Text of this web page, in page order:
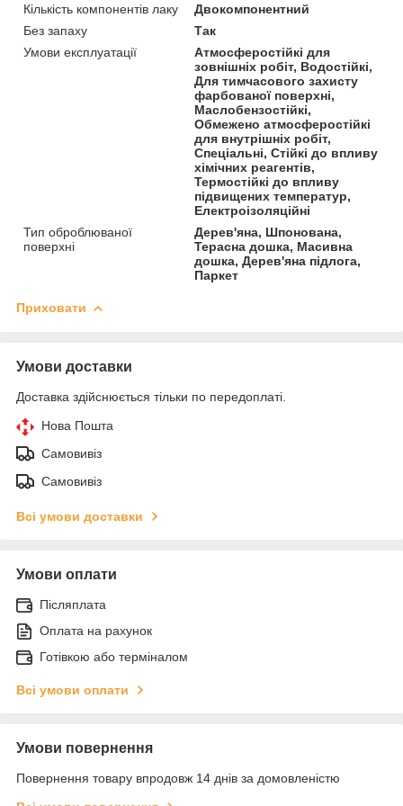
Кількість компонентів лаку
Двокомпонентний
Без запаху
Так
Умови експлуатації
Атмосферостійкі для
зовнішніх робіт, Водостійкі,
Для тимчасового захисту
фарбованої поверхні,
Маслобензостійкі,
Обмежено атмосферостійкі
для внутрішніх робіт,
Спеціальні, Стійкі до впливу
хімічних реагентів,
Термостійкі до впливу
підвищених температур,
Електроізоляційні
Тип оброблюваної
поверхні
Дерев'яна, Шпонована,
Терасна дошка, Масивна
дошка, Дерев'яна підлога,
Паркет
Приховати
Умови доставки
Доставка здійснюється тільки по передоплаті.
Нова Пошта
Самовивіз
Самовивіз
Всі умови доставки
Умови оплати
Післяплата
Оплата на рахунок
Готівкою або терміналом
Всі умови оплати
Умови повернення
Повернення товару впродовж 14 днів за домовленістю